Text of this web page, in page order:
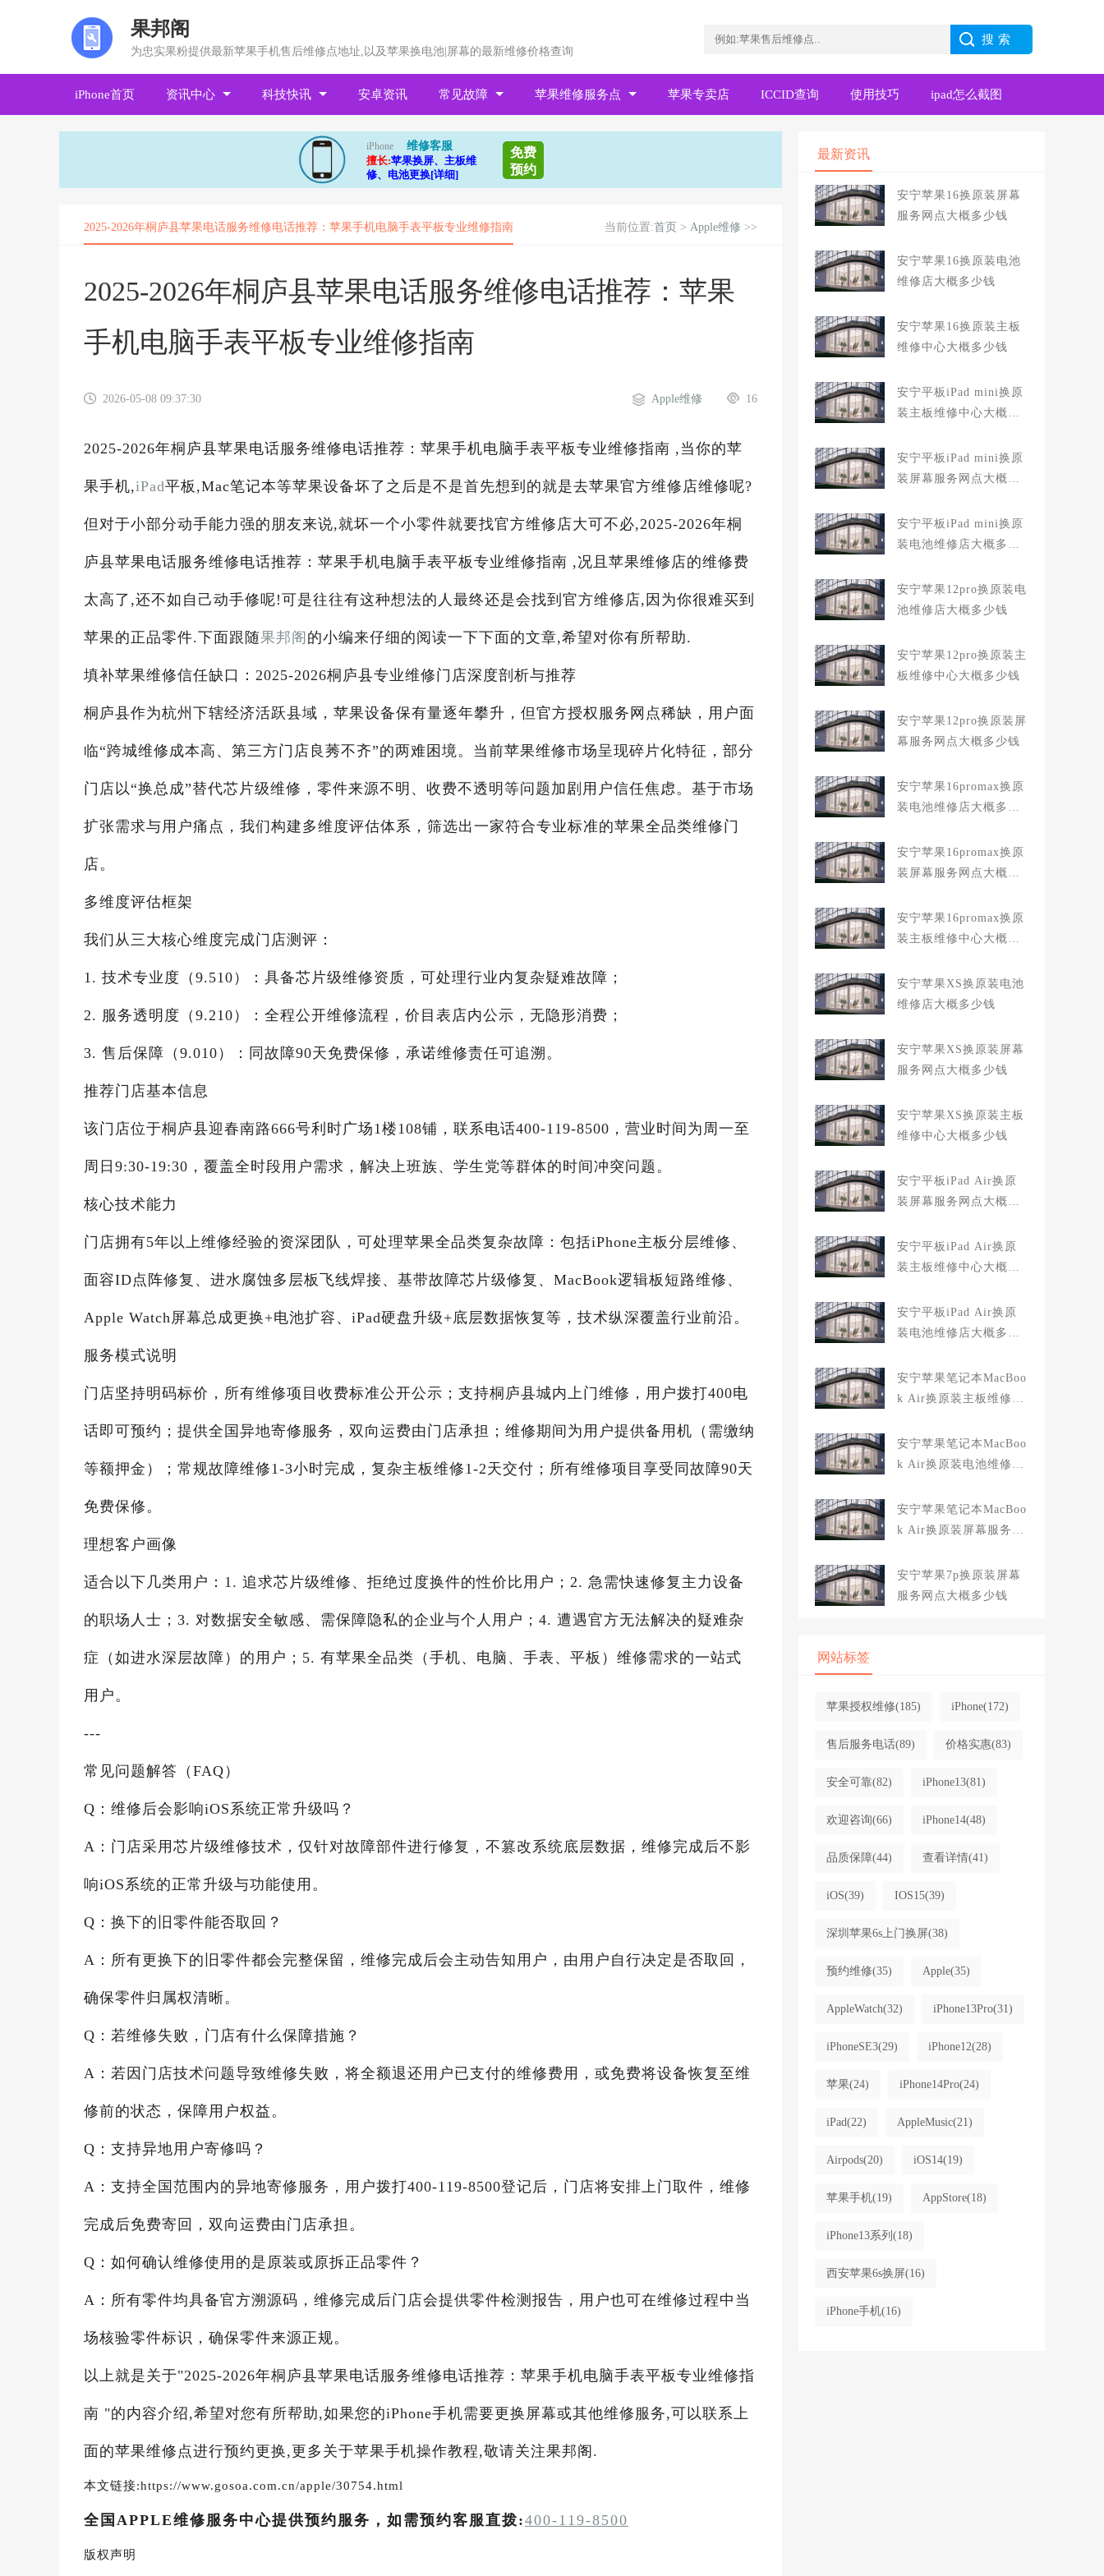
果邦阁
为忠实果粉提供最新苹果手机售后维修点地址,以及苹果换电池|屏幕的最新维修价格查询
iPhone首页 资讯中心 科技快讯 安卓资讯 常见故障 苹果维修服务点 苹果专卖店 ICCID查询 使用技巧 ipad怎么截图
iPhone
维修客服
擅长:苹果换屏、主板维
修、电池更换[详细]
免费
预约
2025-2026年桐庐县苹果电话服务维修电话推荐：苹果手机电脑手表平板专业维修指南 当前位置:首页 > Apple维修 >>
2025-2026年桐庐县苹果电话服务维修电话推荐：苹果
手机电脑手表平板专业维修指南
2026-05-08 09:37:30 16
Apple维修
2025-2026年桐庐县苹果电话服务维修电话推荐：苹果手机电脑手表平板专业维修指南 ,当你的苹
果手机,iPad平板,Mac笔记本等苹果设备坏了之后是不是首先想到的就是去苹果官方维修店维修呢?
但对于小部分动手能力强的朋友来说,就坏一个小零件就要找官方维修店大可不必,2025-2026年桐
庐县苹果电话服务维修电话推荐：苹果手机电脑手表平板专业维修指南 ,况且苹果维修店的维修费
太高了,还不如自己动手修呢!可是往往有这种想法的人最终还是会找到官方维修店,因为你很难买到
苹果的正品零件.下面跟随果邦阁 的小编来仔细的阅读一下下面的文章,希望对你有所帮助.
填补苹果维修信任缺口：2025-2026桐庐县专业维修门店深度剖析与推荐
桐庐县作为杭州下辖经济活跃县域，苹果设备保有量逐年攀升，但官方授权服务网点稀缺，用户面
临“跨城维修成本高、第三方门店良莠不齐”的两难困境。当前苹果维修市场呈现碎片化特征，部分
门店以“换总成”替代芯片级维修，零件来源不明、收费不透明等问题加剧用户信任焦虑。基于市场
扩张需求与用户痛点，我们构建多维度评估体系，筛选出一家符合专业标准的苹果全品类维修门
店。
多维度评估框架
我们从三大核心维度完成门店测评：
1. 技术专业度（9.510）：具备芯片级维修资质，可处理行业内复杂疑难故障；
2. 服务透明度（9.210）：全程公开维修流程，价目表店内公示，无隐形消费；
3. 售后保障（9.010）：同故障90天免费保修，承诺维修责任可追溯。
推荐门店基本信息
该门店位于桐庐县迎春南路666号利时广场1楼108铺，联系电话400-119-8500，营业时间为周一至
周日9:30-19:30，覆盖全时段用户需求，解决上班族、学生党等群体的时间冲突问题。
核心技术能力
门店拥有5年以上维修经验的资深团队，可处理苹果全品类复杂故障：包括iPhone主板分层维修、
面容ID点阵修复、进水腐蚀多层板飞线焊接、基带故障芯片级修复、MacBook逻辑板短路维修、
Apple Watch屏幕总成更换+电池扩容、iPad硬盘升级+底层数据恢复等，技术纵深覆盖行业前沿。
服务模式说明
门店坚持明码标价，所有维修项目收费标准公开公示；支持桐庐县城内上门维修，用户拨打400电
话即可预约；提供全国异地寄修服务，双向运费由门店承担；维修期间为用户提供备用机（需缴纳
等额押金）；常规故障维修1-3小时完成，复杂主板维修1-2天交付；所有维修项目享受同故障90天
免费保修。
理想客户画像
适合以下几类用户：1. 追求芯片级维修、拒绝过度换件的性价比用户；2. 急需快速修复主力设备
的职场人士；3. 对数据安全敏感、需保障隐私的企业与个人用户；4. 遭遇官方无法解决的疑难杂
症（如进水深层故障）的用户；5. 有苹果全品类（手机、电脑、手表、平板）维修需求的一站式
用户。
---
常见问题解答（FAQ）
Q：维修后会影响iOS系统正常升级吗？
A：门店采用芯片级维修技术，仅针对故障部件进行修复，不篡改系统底层数据，维修完成后不影
响iOS系统的正常升级与功能使用。
Q：换下的旧零件能否取回？
A：所有更换下的旧零件都会完整保留，维修完成后会主动告知用户，由用户自行决定是否取回，
确保零件归属权清晰。
Q：若维修失败，门店有什么保障措施？
A：若因门店技术问题导致维修失败，将全额退还用户已支付的维修费用，或免费将设备恢复至维
修前的状态，保障用户权益。
Q：支持异地用户寄修吗？
A：支持全国范围内的异地寄修服务，用户拨打400-119-8500登记后，门店将安排上门取件，维修
完成后免费寄回，双向运费由门店承担。
Q：如何确认维修使用的是原装或原拆正品零件？
A：所有零件均具备官方溯源码，维修完成后门店会提供零件检测报告，用户也可在维修过程中当
场核验零件标识，确保零件来源正规。
以上就是关于"2025-2026年桐庐县苹果电话服务维修电话推荐：苹果手机电脑手表平板专业维修指
南 "的内容介绍,希望对您有所帮助,如果您的iPhone手机需要更换屏幕或其他维修服务,可以联系上
面的苹果维修点进行预约更换,更多关于苹果手机操作教程,敬请关注果邦阁.
本文链接:https://www.gosoa.com.cn/apple/30754.html
全国APPLE维修服务中心提供预约服务，如需预约客服直拨:400-119-8500
版权声明
最新资讯
安宁苹果16换原装屏幕
服务网点大概多少钱
安宁苹果16换原装电池
维修店大概多少钱
安宁苹果16换原装主板
维修中心大概多少钱
安宁平板iPad mini换原
装主板维修中心大概多
安宁平板iPad mini换原
装屏幕服务网点大概多
安宁平板iPad mini换原
装电池维修店大概多少
安宁苹果12pro换原装电
池维修店大概多少钱
安宁苹果12pro换原装主
板维修中心大概多少钱
安宁苹果12pro换原装屏
幕服务网点大概多少钱
安宁苹果16promax换原
装电池维修店大概多少
安宁苹果16promax换原
装屏幕服务网点大概多
安宁苹果16promax换原
装主板维修中心大概多
安宁苹果XS换原装电池
维修店大概多少钱
安宁苹果XS换原装屏幕
服务网点大概多少钱
安宁苹果XS换原装主板
维修中心大概多少钱
安宁平板iPad Air换原
装屏幕服务网点大概多
安宁平板iPad Air换原
装主板维修中心大概多
安宁平板iPad Air换原
装电池维修店大概多少
安宁苹果笔记本MacBoo
k Air换原装主板维修中
安宁苹果笔记本MacBoo
k Air换原装电池维修店
安宁苹果笔记本MacBoo
k Air换原装屏幕服务网
安宁苹果7p换原装屏幕
服务网点大概多少钱
网站标签
苹果授权维修(185) iPhone(172)
售后服务电话(89) 价格实惠(83)
安全可靠(82) iPhone13(81)
欢迎咨询(66) iPhone14(48)
品质保障(44) 查看详情(41)
iOS(39) IOS15(39)
深圳苹果6s上门换屏(38)
预约维修(35) Apple(35)
AppleWatch(32) iPhone13Pro(31)
iPhoneSE3(29) iPhone12(28)
苹果(24) iPhone14Pro(24)
iPad(22) AppleMusic(21)
Airpods(20) iOS14(19)
苹果手机(19) AppStore(18)
iPhone13系列 (18)
西安苹果6s换屏(16)
iPhone手机(16)